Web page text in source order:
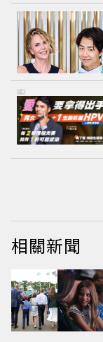
PR
相關新聞